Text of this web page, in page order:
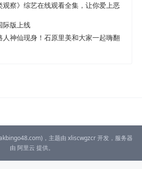
观察》综艺在线观看全集，让你爱上恶
际版上线
人神仙现身！石原里美和大家一起嗨翻
，主题由 xliscwgzcr开发，服务器
由 阿里云 提供。